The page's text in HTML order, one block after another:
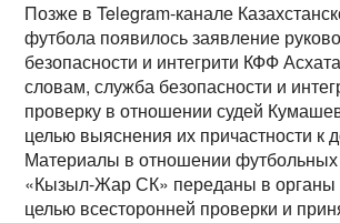
Позже в Telegram-канале
футбола появилось заявление
безопасности и интегрити КФФ
словам, служба безопасности и
проверку в отношении судей
целью выяснения их причастности к
Материалы в отношении футбольных
«Кызыл-Жар СК» переданы в органы
целью всесторонней проверки и